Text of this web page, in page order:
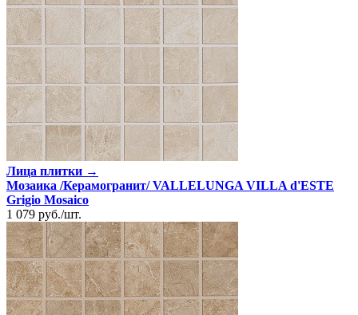
Лица плитки →
Мозаика /Керамогранит/ VALLELUNGA VILLA d'ESTE
Grigio Mosaico
1 079 руб./шт.